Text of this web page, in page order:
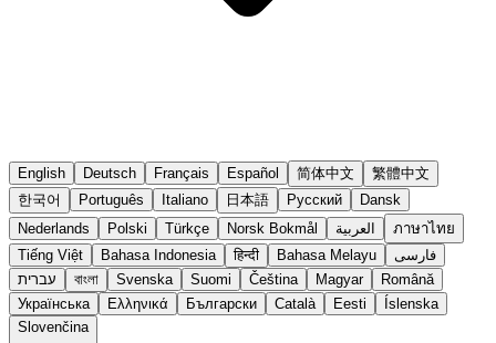
English Deutsch Français Español 简体中文
繁體中文
한국어
Português Italiano 日本語 Русский
Dansk
Nederlands
Polski Türkçe Norsk Bokmål العربية
ภาษาไทย
Tiếng Việt
Bahasa Indonesia हिन्दी Bahasa Melayu
فارسی
עברית
বাংলা Svenska Suomi Čeština Magyar
Română
Українська
Ελληνικά Български Català Eesti
Íslenska
Slovenčina